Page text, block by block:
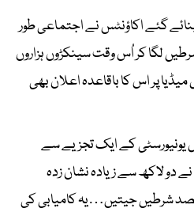
میں کم از کم 50 نئے بنائے گئے اکاؤنٹس نے اجتماعی طور
لگا کر اُس وقت سینکڑوں ہزاروں
پر اس کا باقاعدہ اعلان بھی
یونیورسٹی کے ایک تجزیے سے
دو لاکھ سے زیادہ نشان زدہ
میں سے تقریباً 70 فیصد شرطیں جیتیں…یہ کامیابی کی